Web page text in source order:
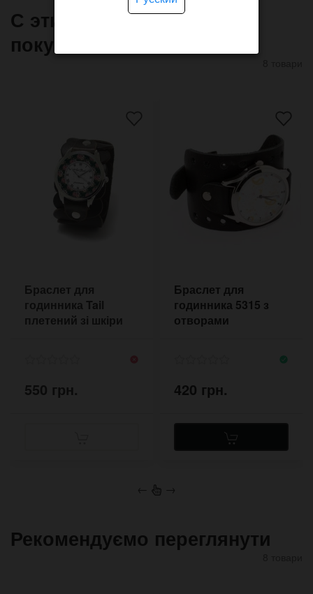
С этим товаром часто
покупают
Браслет для
годинника Tail
плетений зі шкіри
550 грн.
Браслет для
годинника 5315 з
отворами
420 грн.
← →
Рекомендуємо переглянути